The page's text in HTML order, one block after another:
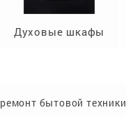
Духовые шкафы
ремонт бытовой техники